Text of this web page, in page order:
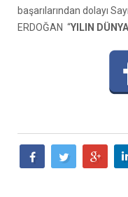
başarılarından dolayı
ERDOĞAN “YILIN